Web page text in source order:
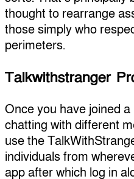
thought to rearrange
those simply who
perimeters.
Talkwithstranger
Once you have joined
chatting with different
use the
individuals from
app after which log in